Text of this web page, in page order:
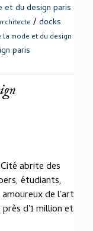
et du design paris
/docks
la mode et du design
paris
abrite des
étudiants,
de l'art
d'1 million et